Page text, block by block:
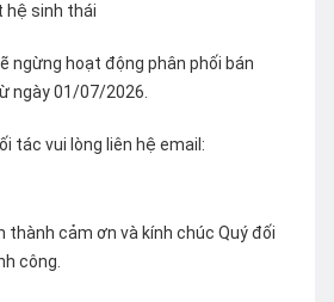
hệ sinh thái
ngừng hoạt động phân phối bán
ngày 01/07/2026.
tác vui lòng liên hệ email:
thành cảm ơn và kính chúc Quý đối
công.